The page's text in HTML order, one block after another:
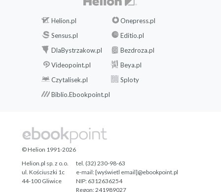
Helion.pl
Onepress.pl
Sensus.pl
Editio.pl
DlaBystrzakow.pl
Bezdroza.pl
Videopoint.pl
Beya.pl
Czytalisek.pl
Sploty
Biblio.Ebookpoint.pl
© Helion 1991-2026
Helion.pl sp. z o.o.
ul. Kościuszki 1c
44-100 Gliwice
tel. (32) 230-98-63
e-mail:[wyświetl email]@ebookpoint.pl
NIP: 6312636254
Regon: 241989027